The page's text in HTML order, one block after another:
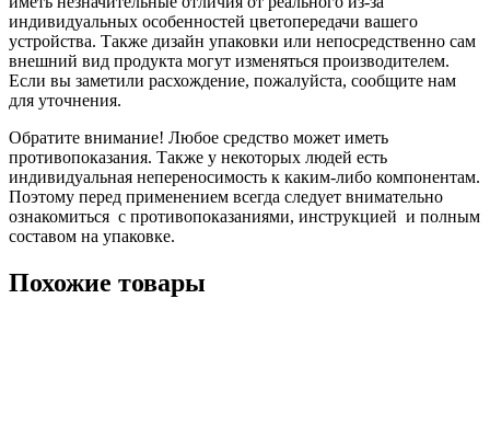
индивидуальных особенностей цветопередачи вашего
устройства. Также дизайн упаковки или непосредственно сам
внешний вид продукта могут изменяться производителем.
Если вы заметили расхождение, пожалуйста, сообщите нам
для уточнения.
Обратите внимание! Любое средство может иметь
противопоказания. Также у некоторых людей есть
индивидуальная непереносимость к каким-либо компонентам.
Поэтому перед применением всегда следует внимательно
ознакомиться с противопоказаниями, инструкцией и полным
составом на упаковке.
Похожие товары